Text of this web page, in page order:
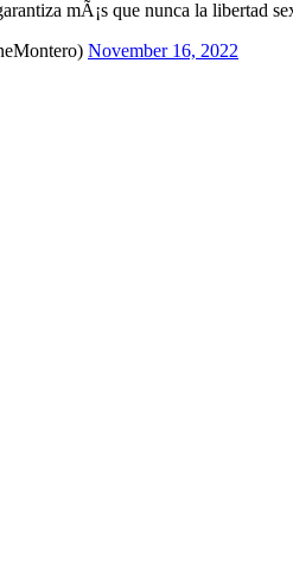
mÃ¡s que nunca la libertad
November 16, 2022